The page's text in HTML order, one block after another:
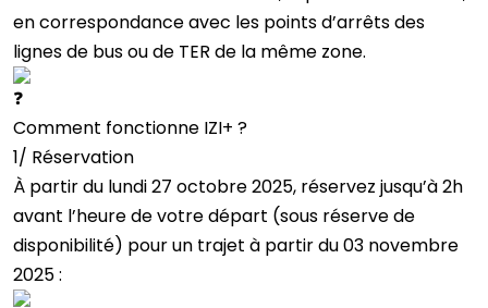
en correspondance avec les points d’arrêts des
lignes de bus ou de TER de la même zone.
Comment fonctionne IZI+ ?
1/ Réservation
À partir du lundi 27 octobre 2025, réservez jusqu’à 2h
avant l’heure de votre départ (sous réserve de
disponibilité) pour un trajet à partir du 03 novembre
2025 :